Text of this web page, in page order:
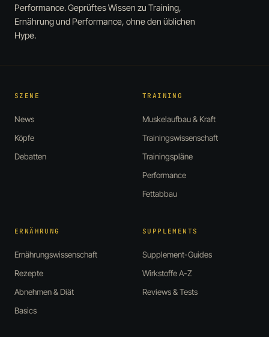
Performance. Geprüftes Wissen zu Training,
Ernährung und Performance, ohne den üblichen
Hype.
SZENE
News
Köpfe
Debatten
TRAINING
Muskelaufbau & Kraft
Trainingswissenschaft
Trainingspläne
Performance
Fettabbau
ERNÄHRUNG
Ernährungswissenschaft
Rezepte
Abnehmen & Diät
Basics
SUPPLEMENTS
Supplement-Guides
Wirkstoffe A-Z
Reviews & Tests